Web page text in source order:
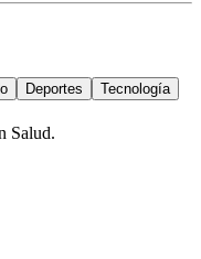
Deportes
Tecnología
Salud.